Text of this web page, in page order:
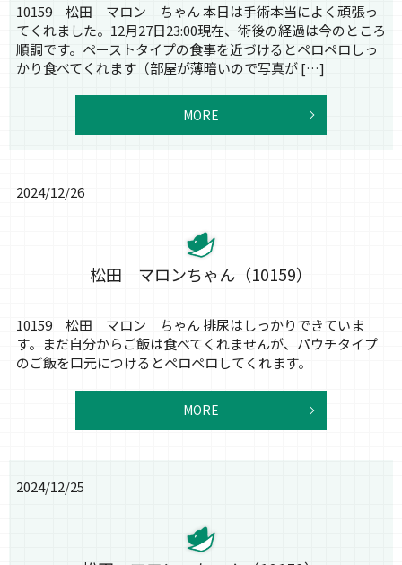
10159 松田 マロン ちゃん 本日は手術本当によく頑張っ
てくれました。12月27日23:00現在、術後の経過は今のところ
順調です。ペーストタイプの食事を近づけるとペロペロしっ
かり食べてくれます（部屋が薄暗いので写真が […]
MORE
2024/12/26
松田 マロンちゃん（10159）
10159 松田 マロン ちゃん 排尿はしっかりできていま
す。まだ自分からご飯は食べてくれませんが、パウチタイプ
のご飯を口元につけるとペロペロしてくれます。
MORE
2024/12/25